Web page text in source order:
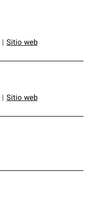
de techos
requisitos estrictos
Sitio web
Sitio web